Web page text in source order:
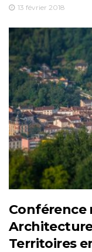
13 février 2018
Territoires